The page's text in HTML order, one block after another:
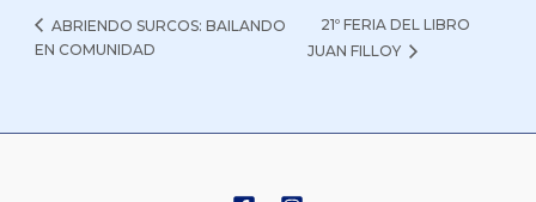
ABRIENDO SURCOS: BAILANDO
EN COMUNIDAD
21º FERIA DEL LIBRO
JUAN FILLOY